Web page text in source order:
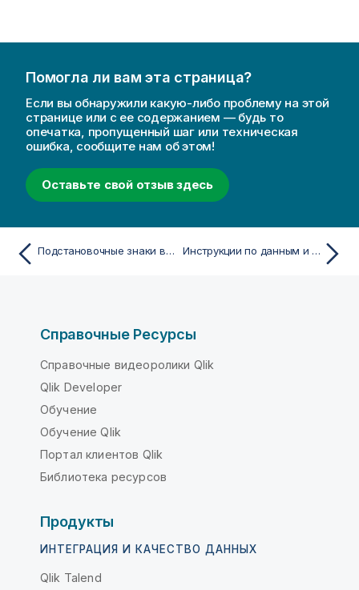
Помогла ли вам эта страница?
Если вы обнаружили какую-либо проблему на этой
странице или с ее содержанием — будь то
опечатка, пропущенный шаг или техническая
ошибка, сообщите нам об этом!
Оставьте свой отзыв здесь
Подстановочные знаки в данных Инструкции по данным и полям
Справочные Ресурсы
Справочные видеоролики Qlik
Qlik Developer
Обучение
Обучение Qlik
Портал клиентов Qlik
Библиотека ресурсов
Продукты
ИНТЕГРАЦИЯ И КАЧЕСТВО ДАННЫХ
Qlik Talend